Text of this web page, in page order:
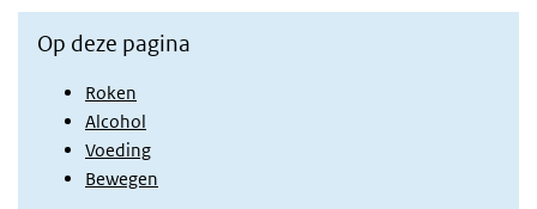
Op deze pagina
Roken
Alcohol
Voeding
Bewegen